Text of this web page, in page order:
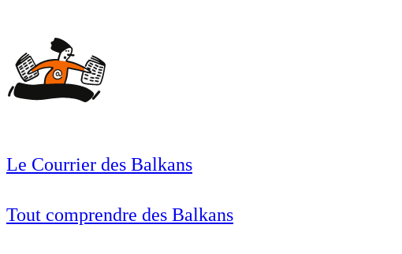
Le Courrier des Balkans
Tout comprendre des Balkans